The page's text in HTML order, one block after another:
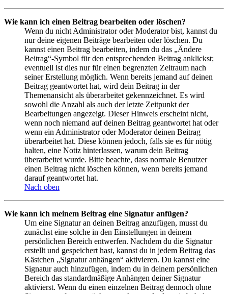
Wie kann ich einen Beitrag bearbeiten oder löschen?
Wenn du nicht Administrator oder Moderator bist, kannst du
nur deine eigenen Beiträge bearbeiten oder löschen. Du
kannst einen Beitrag bearbeiten, indem du das „Ändere
Beitrag“-Symbol für den entsprechenden Beitrag anklickst;
eventuell ist dies nur für einen begrenzten Zeitraum nach
seiner Erstellung möglich. Wenn bereits jemand auf deinen
Beitrag geantwortet hat, wird dein Beitrag in der
Themenansicht als überarbeitet gekennzeichnet. Es wird
sowohl die Anzahl als auch der letzte Zeitpunkt der
Bearbeitungen angezeigt. Dieser Hinweis erscheint nicht,
wenn noch niemand auf deinen Beitrag geantwortet hat oder
wenn ein Administrator oder Moderator deinen Beitrag
überarbeitet hat. Diese können jedoch, falls sie es für nötig
halten, eine Notiz hinterlassen, warum dein Beitrag
überarbeitet wurde. Bitte beachte, dass normale Benutzer
einen Beitrag nicht löschen können, wenn bereits jemand
darauf geantwortet hat.
Nach oben
Wie kann ich meinem Beitrag eine Signatur anfügen?
Um eine Signatur an deinen Beitrag anzufügen, musst du
zunächst eine solche in den Einstellungen in deinem
persönlichen Bereich entwerfen. Nachdem du die Signatur
erstellt und gespeichert hast, kannst du in jedem Beitrag das
Kästchen „Signatur anhängen“ aktivieren. Du kannst eine
Signatur auch hinzufügen, indem du in deinem persönlichen
Bereich das standardmäßige Anhängen deiner Signatur
aktivierst. Wenn du einen einzelnen Beitrag dennoch ohne